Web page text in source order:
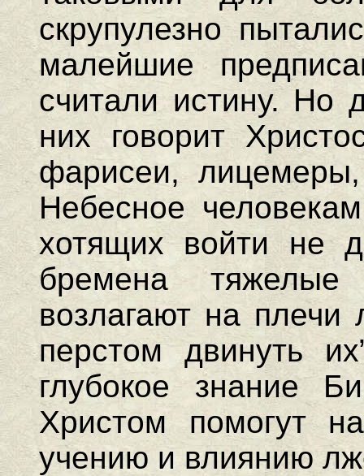
скрупулезно
малейшие
считали истину. Но
них говорит
фарисеи,
Небесное
хотящих войти не
бремена
возлагают на
перстом двинуть
глубокое знание
Христом помогут
учению и влиянию